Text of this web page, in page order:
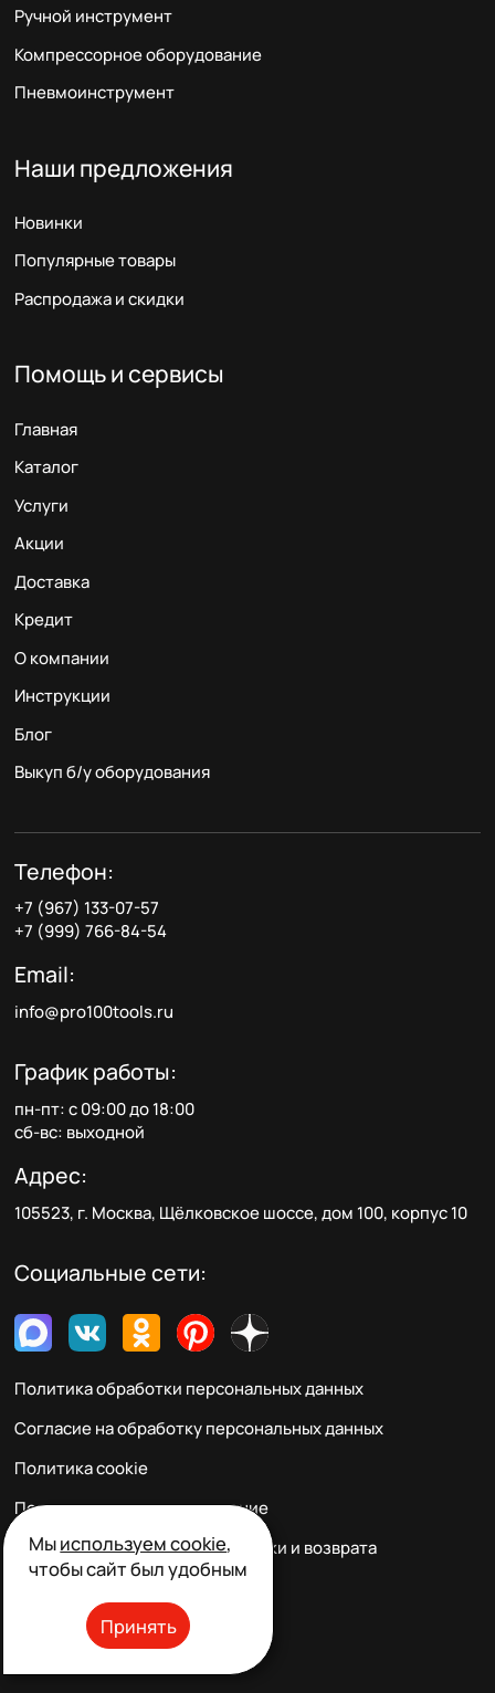
Ручной инструмент
Компрессорное оборудование
Пневмоинструмент
Наши предложения
Новинки
Популярные товары
Распродажа и скидки
Помощь и сервисы
Главная
Каталог
Услуги
Акции
Доставка
Кредит
О компании
Инструкции
Блог
Выкуп б/у оборудования
Телефон:
+7 (967) 133-07-57
+7 (999) 766-84-54
Email:
info@pro100tools.ru
График работы:
пн-пт: с 09:00 до 18:00
сб-вс: выходной
Адрес:
105523, г. Москва, Щёлковское шоссе, дом 100, корпус 10
Социальные сети:
Политика обработки персональных данных
Согласие на обработку персональных данных
Политика cookie
Пользовательское соглашение
Правила заказа, оплаты, доставки и возврата
Реквизиты и контакты
Мыиспользуем cookie,
чтобы сайт был удобным
Принять